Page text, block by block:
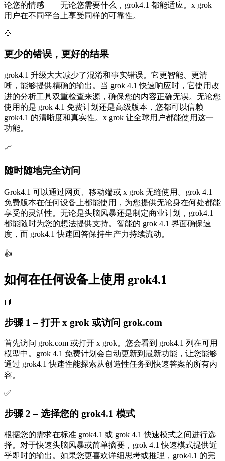
论您的情感——无论您需要什么，grok4.1 都能适应。x grok
用户在不同平台上享受同样的可靠性。
💎
更少的错误，更好的结果
grok4.1 升级大大减少了混淆和事实错误。它更智能、更清
晰，能够提供精确的输出。当 grok 4.1 快速响应时，它使用改
进的分析工具双重检查来源，确保您的内容正确无误。无论您
使用的是 grok 4.1 免费计划还是高级版本，您都可以信赖
grok4.1 的清晰度和真实性。x grok 让全球用户都能使用这一
功能。
📈
随时随地完全访问
Grok4.1 可以通过网页、移动端或 x grok 无缝使用。grok 4.1
免费版本在任何设备上都能使用，为您提供无论身在何处都能
享受的灵活性。无论是头脑风暴还是制定商业计划，grok4.1
都能随时为您的想法提供支持。智能的 grok 4.1 界面确保速
度，而 grok4.1 快速回答保持生产力持续流动。
👍
如何在任何设备上使用 grok4.1
📘
步骤 1 – 打开 x grok 或访问 grok.com
首先访问 grok.com 或打开 x grok。您会看到 grok4.1 列在可用
模型中。grok 4.1 免费计划会自动更新到最新功能，让您能够
通过 grok4.1 快速性能探索从创造性任务到快速答案的所有内
容。
✅
步骤 2 – 选择您的 grok4.1 模式
根据您的需求在标准 grok4.1 或 grok 4.1 快速模式之间进行选
择。对于快速头脑风暴或简单摘要，grok 4.1 快速模式提供近
乎即时的输出。如果您更喜欢详细思考或推理，grok4.1 的完